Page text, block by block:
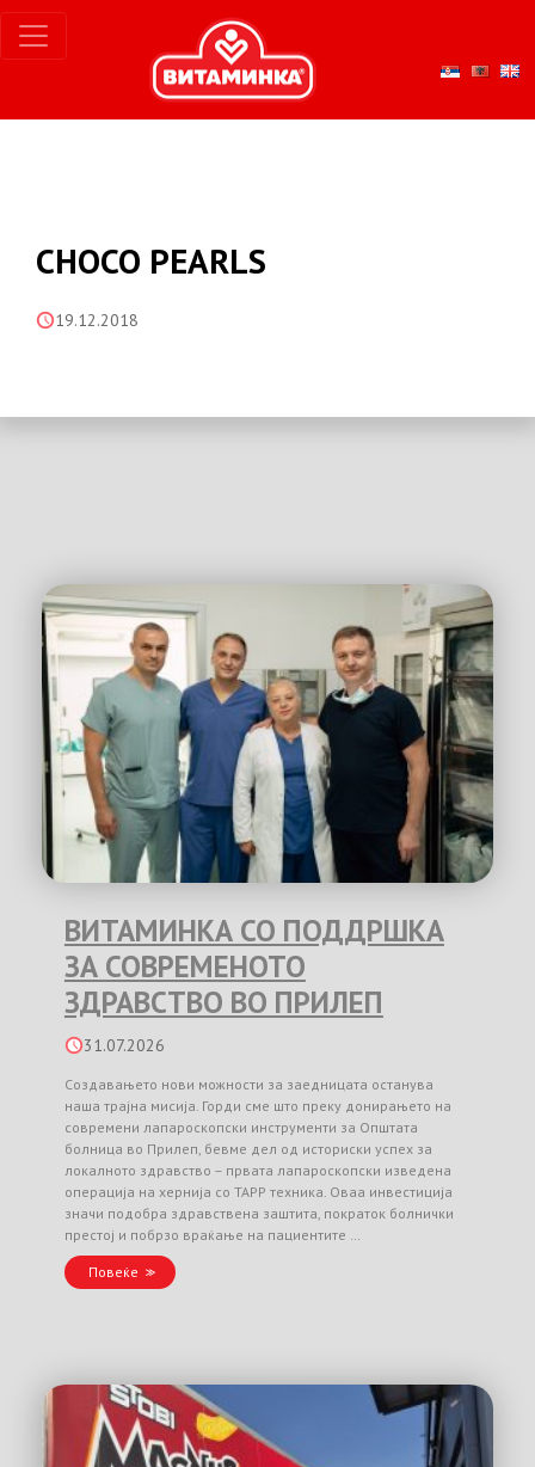
CHOCO PEARLS
19.12.2018
ВИТАМИНКА СО ПОДДРШКА
ЗА СОВРЕМЕНОТО
ЗДРАВСТВО ВО ПРИЛЕП
31.07.2026
Создавањето нови можности за заедницата останува
наша трајна мисија. Горди сме што преку донирањето на
современи лапароскопски инструменти за Општата
болница во Прилеп, бевме дел од историски успех за
локалното здравство – првата лапароскопски изведена
операција на хернија со TAPP техника. Оваа инвестиција
значи подобра здравствена заштита, пократок болнички
престој и побрзо враќање на пациентите …
Повеќе